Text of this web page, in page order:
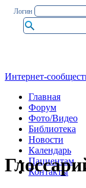
Логин
Интернет-
Главная
Форум
Фото/Видео
Библиотека
Новости
Календарь
Пациентам
Контакты